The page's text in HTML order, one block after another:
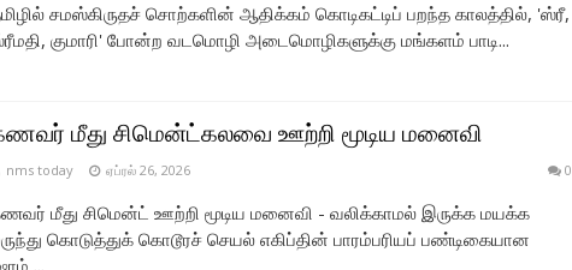
சமஸ்கிருதச் சொற்களின் ஆதிக்கம் கொடிகட்டிப் பறந்த காலத்தில், 'ஸ்ரீ,
குமாரி' போன்ற வடமொழி அடைமொழிகளுக்கு மங்களம் பாடி...
மீது சிமென்ட்கலவை ஊற்றி மூடிய மனைவி
nms today ஏப்ரல் 26, 2026 0
மீது சிமென்ட் ஊற்றி மூடிய மனைவி - வலிக்காமல் இருக்க மயக்க
கொடுத்துக் கொடூரச் செயல் எகிப்தின் பாரம்பரியப் பண்டிகையான
...